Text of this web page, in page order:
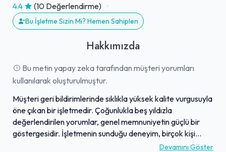
4.4 (10 Değerlendirme)
Bu İşletme Sizin Mi? Hemen Sahiplen
Hakkımızda
Bu metin yapay zeka tarafından müşteri yorumları
kullanılarak oluşturulmuştur.
Müşteri geri bildirimlerinde sıklıkla yüksek kalite vurgusuyla
öne çıkan bir işletmedir. Çoğunlukla beş yıldızla
değerlendirilen yorumlar, genel memnuniyetin güçlü bir
göstergesidir. İşletmenin sunduğu deneyim, birçok kişi
tarafından olumlu olarak tanımlanmaktadır. GelenDevamını Göster